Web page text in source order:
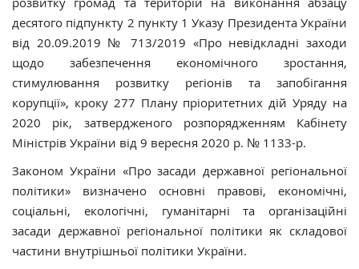
десятого підпункту 2 пункту 1 Указу Президента України
від 20.09.2019 № 713/2019 «Про невідкладні заходи
щодо забезпечення економічного зростання,
стимулювання розвитку регіонів та запобігання
корупції», кроку 277 Плану пріоритетних дій Уряду на
2020 рік, затвердженого розпорядженням Кабінету
Міністрів України від 9 вересня 2020 р. № 1133-р.
Законом України «Про засади державної регіональної
політики» визначено основні правові, економічні,
соціальні, екологічні, гуманітарні та організаційні
засади державної регіональної політики як складової
частини внутрішньої політики України.